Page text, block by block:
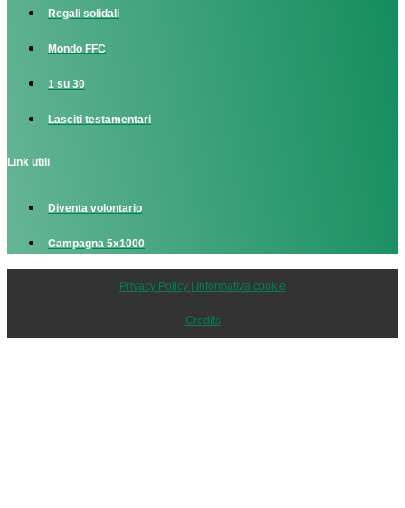
Regali solidali
Mondo FFC
1 su 30
Lasciti testamentari
Link utili
Diventa volontario
Campagna 5x1000
Privacy Policy | Informativa cookie
Credits